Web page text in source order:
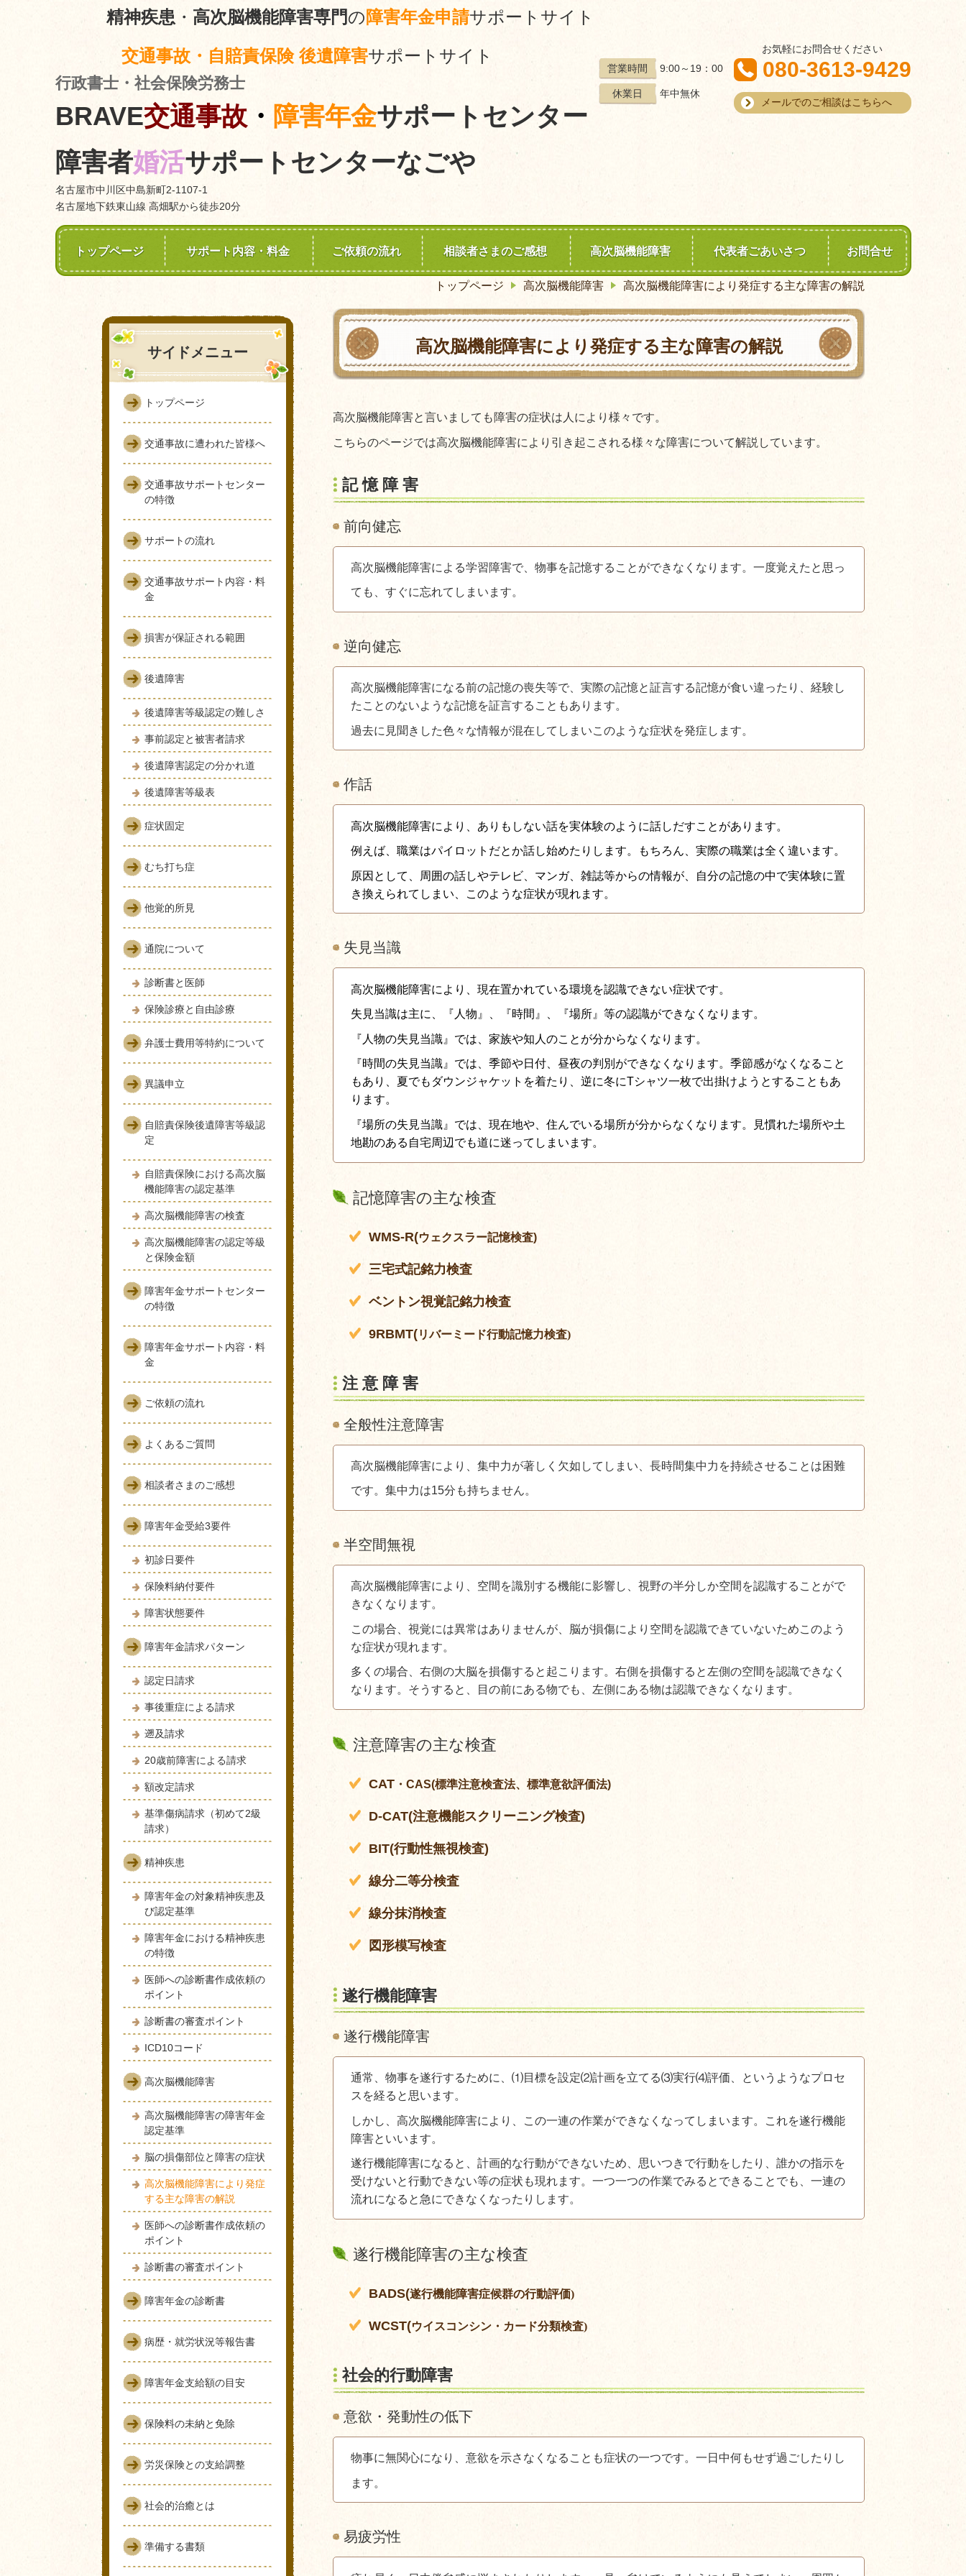
精神疾患 ・ 高次脳機能障害専門の障害年金申請サポートサイト
交通事故・自賠責保険 後遺障害サポートサイト
行政書士・社会保険労務士
BRAVE交通事故・ 障害年金サポートセンター
障害者婚活サポートセンターなごや
名古屋市中川区中島新町2-1107-1
名古屋地下鉄東山線 高畑駅から徒歩20分
営業時間 9:00～19：00
休業日 年中無休
お気軽にお問合せください
080-3613-9429
メールでのご相談はこちらへ
トップページ サポート内容・料金 ご依頼の流れ 相談者さまのご感想 高次脳機能障害 代表者ごあいさつ お問合せ
トップページ 高次脳機能障害 高次脳機能障害により発症する主な障害の解説
高次脳機能障害により発症する主な障害の解説
高次脳機能障害と言いましても障害の症状は人により様々です。
こちらのページでは高次脳機能障害により引き起こされる様々な障害について解説しています。
記 憶 障 害
前向健忘
高次脳機能障害による学習障害で、物事を記憶することができなくなります。一度覚えたと思っ
ても、すぐに忘れてしまいます。
逆向健忘
高次脳機能障害になる前の記憶の喪失等で、実際の記憶と証言する記憶が食い違ったり、経験し
たことのないような記憶を証言することもあります。
過去に見聞きした色々な情報が混在してしまいこのような症状を発症します。
作話
高次脳機能障害により、ありもしない話を実体験のように話しだすことがあります。
例えば、職業はパイロットだとか話し始めたりします。もちろん、実際の職業は全く違います。
原因として、周囲の話しやテレビ、マンガ、雑誌等からの情報が、自分の記憶の中で実体験に置
き換えられてしまい、このような症状が現れます。
失見当識
高次脳機能障害により、現在置かれている環境を認識できない症状です。
失見当識は主に、『人物』、『時間』、『場所』等の認識ができなくなります。
『人物の失見当識』では、家族や知人のことが分からなくなります。
『時間の失見当識』では、季節や日付、昼夜の判別ができなくなります。季節感がなくなること
もあり、夏でもダウンジャケットを着たり、逆に冬にTシャツ一枚で出掛けようとすることもあ
ります。
『場所の失見当識』では、現在地や、住んでいる場所が分からなくなります。見慣れた場所や土
地勘のある自宅周辺でも道に迷ってしまいます。
記憶障害の主な検査
WMS-R(ウェクスラー記憶検査)
三宅式記銘力検査
ベントン視覚記銘力検査
9RBMT(リバーミード行動記憶力検査)
注 意 障 害
全般性注意障害
高次脳機能障害により、集中力が著しく欠如してしまい、長時間集中力を持続させることは困難
です。集中力は15分も持ちません。
半空間無視
高次脳機能障害により、空間を識別する機能に影響し、視野の半分しか空間を認識することがで
きなくなります。
この場合、視覚には異常はありませんが、脳が損傷により空間を認識できていないためこのよう
な症状が現れます。
多くの場合、右側の大脳を損傷すると起こります。右側を損傷すると左側の空間を認識できなく
なります。そうすると、目の前にある物でも、左側にある物は認識できなくなります。
注意障害の主な検査
CAT ・ CAS(標準注意検査法、標準意欲評価法)
D-CAT(注意機能スクリーニング検査)
BIT(行動性無視検査)
線分二等分検査
線分抹消検査
図形模写検査
遂行機能障害
遂行機能障害
通常、物事を遂行するために、⑴目標を設定⑵計画を立てる⑶実行⑷評価、というようなプロセ
スを経ると思います。
しかし、高次脳機能障害により、この一連の作業ができなくなってしまいます。これを遂行機能
障害といいます。
遂行機能障害になると、計画的な行動ができないため、思いつきで行動をしたり、誰かの指示を
受けないと行動できない等の症状も現れます。一つ一つの作業でみるとできることでも、一連の
流れになると急にできなくなったりします。
遂行機能障害の主な検査
BADS(遂行機能障害症候群の行動評価)
WCST(ウイスコンシン・カード分類検査)
社会的行動障害
意欲・発動性の低下
物事に無関心になり、意欲を示さなくなることも症状の一つです。一日中何もせず過ごしたりし
ます。
易疲労性
サイドメニュー
トップページ
交通事故に遭われた皆様へ
交通事故サポートセンター
の特徴
サポートの流れ
交通事故サポート内容・料
金
損害が保証される範囲
後遺障害
後遺障害等級認定の難しさ
事前認定と被害者請求
後遺障害認定の分かれ道
後遺障害等級表
症状固定
むち打ち症
他覚的所見
通院について
診断書と医師
保険診療と自由診療
弁護士費用等特約について
異議申立
自賠責保険後遺障害等級認
定
自賠責保険における高次脳
機能障害の認定基準
高次脳機能障害の検査
高次脳機能障害の認定等級
と保険金額
障害年金サポートセンター
の特徴
障害年金サポート内容・料
金
ご依頼の流れ
よくあるご質問
相談者さまのご感想
障害年金受給3要件
初診日要件
保険料納付要件
障害状態要件
障害年金請求パターン
認定日請求
事後重症による請求
遡及請求
20歳前障害による請求
額改定請求
基準傷病請求（初めて2級
請求）
精神疾患
障害年金の対象精神疾患及
び認定基準
障害年金における精神疾患
の特徴
医師への診断書作成依頼の
ポイント
診断書の審査ポイント
ICD10コード
高次脳機能障害
高次脳機能障害の障害年金
認定基準
脳の損傷部位と障害の症状
高次脳機能障害により発症
する主な障害の解説
医師への診断書作成依頼の
ポイント
診断書の審査ポイント
障害年金の診断書
病歴・就労状況等報告書
障害年金支給額の目安
保険料の未納と免除
労災保険との支給調整
社会的治癒とは
準備する書類